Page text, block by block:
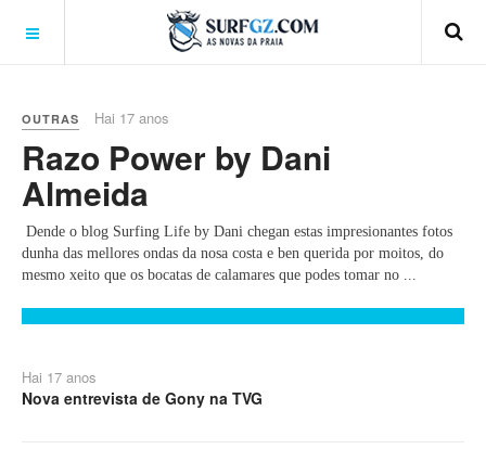
OUTRAS Hai 17 anos
Razo Power by Dani
Almeida
Dende o blog Surfing Life by Dani chegan estas impresionantes fotos
dunha das mellores ondas da nosa costa e ben querida por moitos, do
mesmo xeito que os bocatas de calamares que podes tomar no ...
Hai 17 anos
Nova entrevista de Gony na TVG